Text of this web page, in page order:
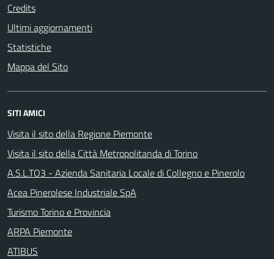
Credits
Ultimi aggiornamenti
Statistiche
Mappa del Sito
SITI AMICI
Visita il sito della Regione Piemonte
Visita il sito della Città Metropolitanda di Torino
A.S.L.TO3 - Azienda Sanitaria Locale di Collegno e Pinerolo
Acea Pinerolese Industriale SpA
Turismo Torino e Provincia
ARPA Piemonte
ATIBUS